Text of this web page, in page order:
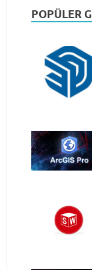
POPÜLER